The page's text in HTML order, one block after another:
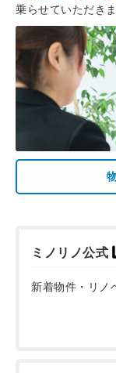
乗らせていただきま
ミノリノ公式
新着物件・リノ